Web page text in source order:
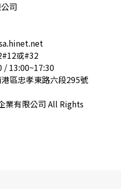
司
或#32
/ 13:00~17:30
區忠孝東路六段295號
有限公司 All Rights